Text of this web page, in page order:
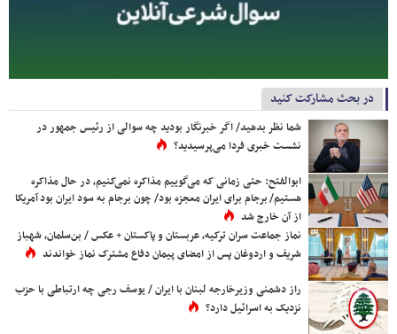
در بحث مشارکت کنید
شما نظر بدهید/ اگر خبرنگار بودید چه سوالی از رئیس جمهور در
نشست خبری فردا می‌پرسیدید؟
ابوالفتح: حتی زمانی که می‌گوییم مذاکره نمی‌کنیم، در حال مذاکره
هستیم/ برجام برای ایران معجزه بود/ چون برجام به سود ایران بود آمریکا
از آن خارج شد
نماز جماعت سران ترکیه، عربستان و پاکستان + عکس / بن‌سلمان، شهباز
شریف و اردوغان پس از امضای پیمان دفاع مشترک نماز خواندند
راز دشمنی وزیرخارجه لبنان با ایران / یوسف رجی چه ارتباطی با حزب
نزدیک به اسرائیل دارد؟